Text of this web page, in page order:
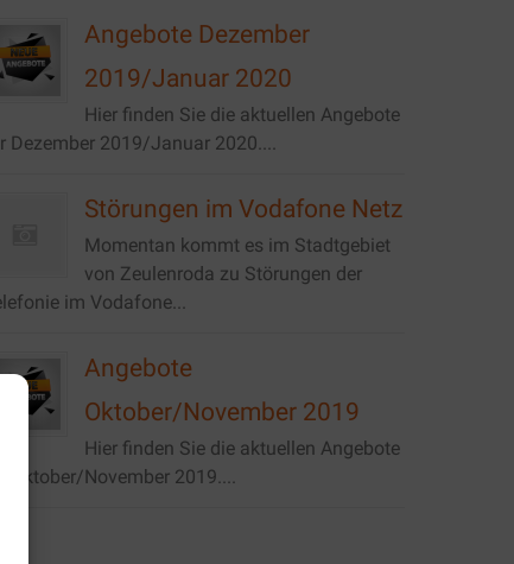
Angebote Dezember
2019/Januar 2020
Hier finden Sie die aktuellen Angebote
Dezember 2019/Januar 2020....
Störungen im Vodafone Netz
Momentan kommt es im Stadtgebiet
von Zeulenroda zu Störungen der
im Vodafone...
Angebote
Oktober/November 2019
Hier finden Sie die aktuellen Angebote
Oktober/November 2019....